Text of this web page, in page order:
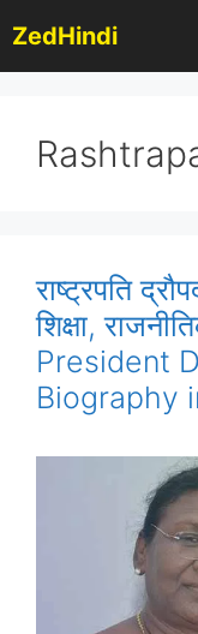
to
content
ZedHindi
राष्ट्रपति
शिक्षा,
President
Biography